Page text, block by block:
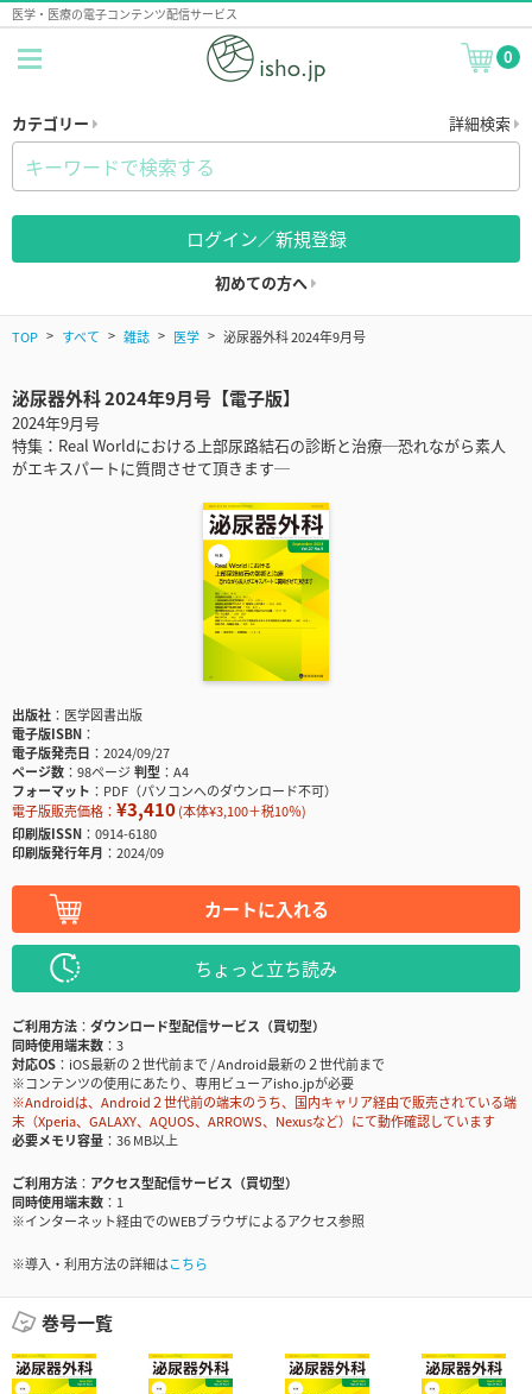
医学・医療の電子コンテンツ配信サービス
0
カテゴリー 詳細検索
ログイン／新規登録
初めての方へ
TOP すべて 雑誌 医学 泌尿器外科 2024年9月号
泌尿器外科 2024年9月号【電子版】
2024年9月号
特集：Real Worldにおける上部尿路結石の診断と治療─恐れながら素人
がエキスパートに質問させて頂きます─
出版社
医学図書出版
電子版ISBN
電子版発売日
2024/09/27
ページ数
98ページ判型
A4
フォーマット
PDF（パソコンへのダウンロード不可）
電子版販売価格： ¥3,410(本体¥3,100＋税10％)
印刷版ISSN
0914-6180
印刷版発行年月
2024/09
カートに入れる
ちょっと立ち読み
ご利用方法
ダウンロード型配信サービス（買切型）
同時使用端末数
3
対応OS
iOS最新の２世代前まで / Android最新の２世代前まで
※コンテンツの使用にあたり、専用ビューアisho.jpが必要
※Androidは、Android２世代前の端末のうち、国内キャリア経由で販売されている端
末（Xperia、GALAXY、AQUOS、ARROWS、Nexusなど）にて動作確認しています
必要メモリ容量
36 MB以上
ご利用方法
アクセス型配信サービス（買切型）
同時使用端末数
1
※インターネット経由でのWEBブラウザによるアクセス参照
※導入・利用方法の詳細はこちら
巻号一覧